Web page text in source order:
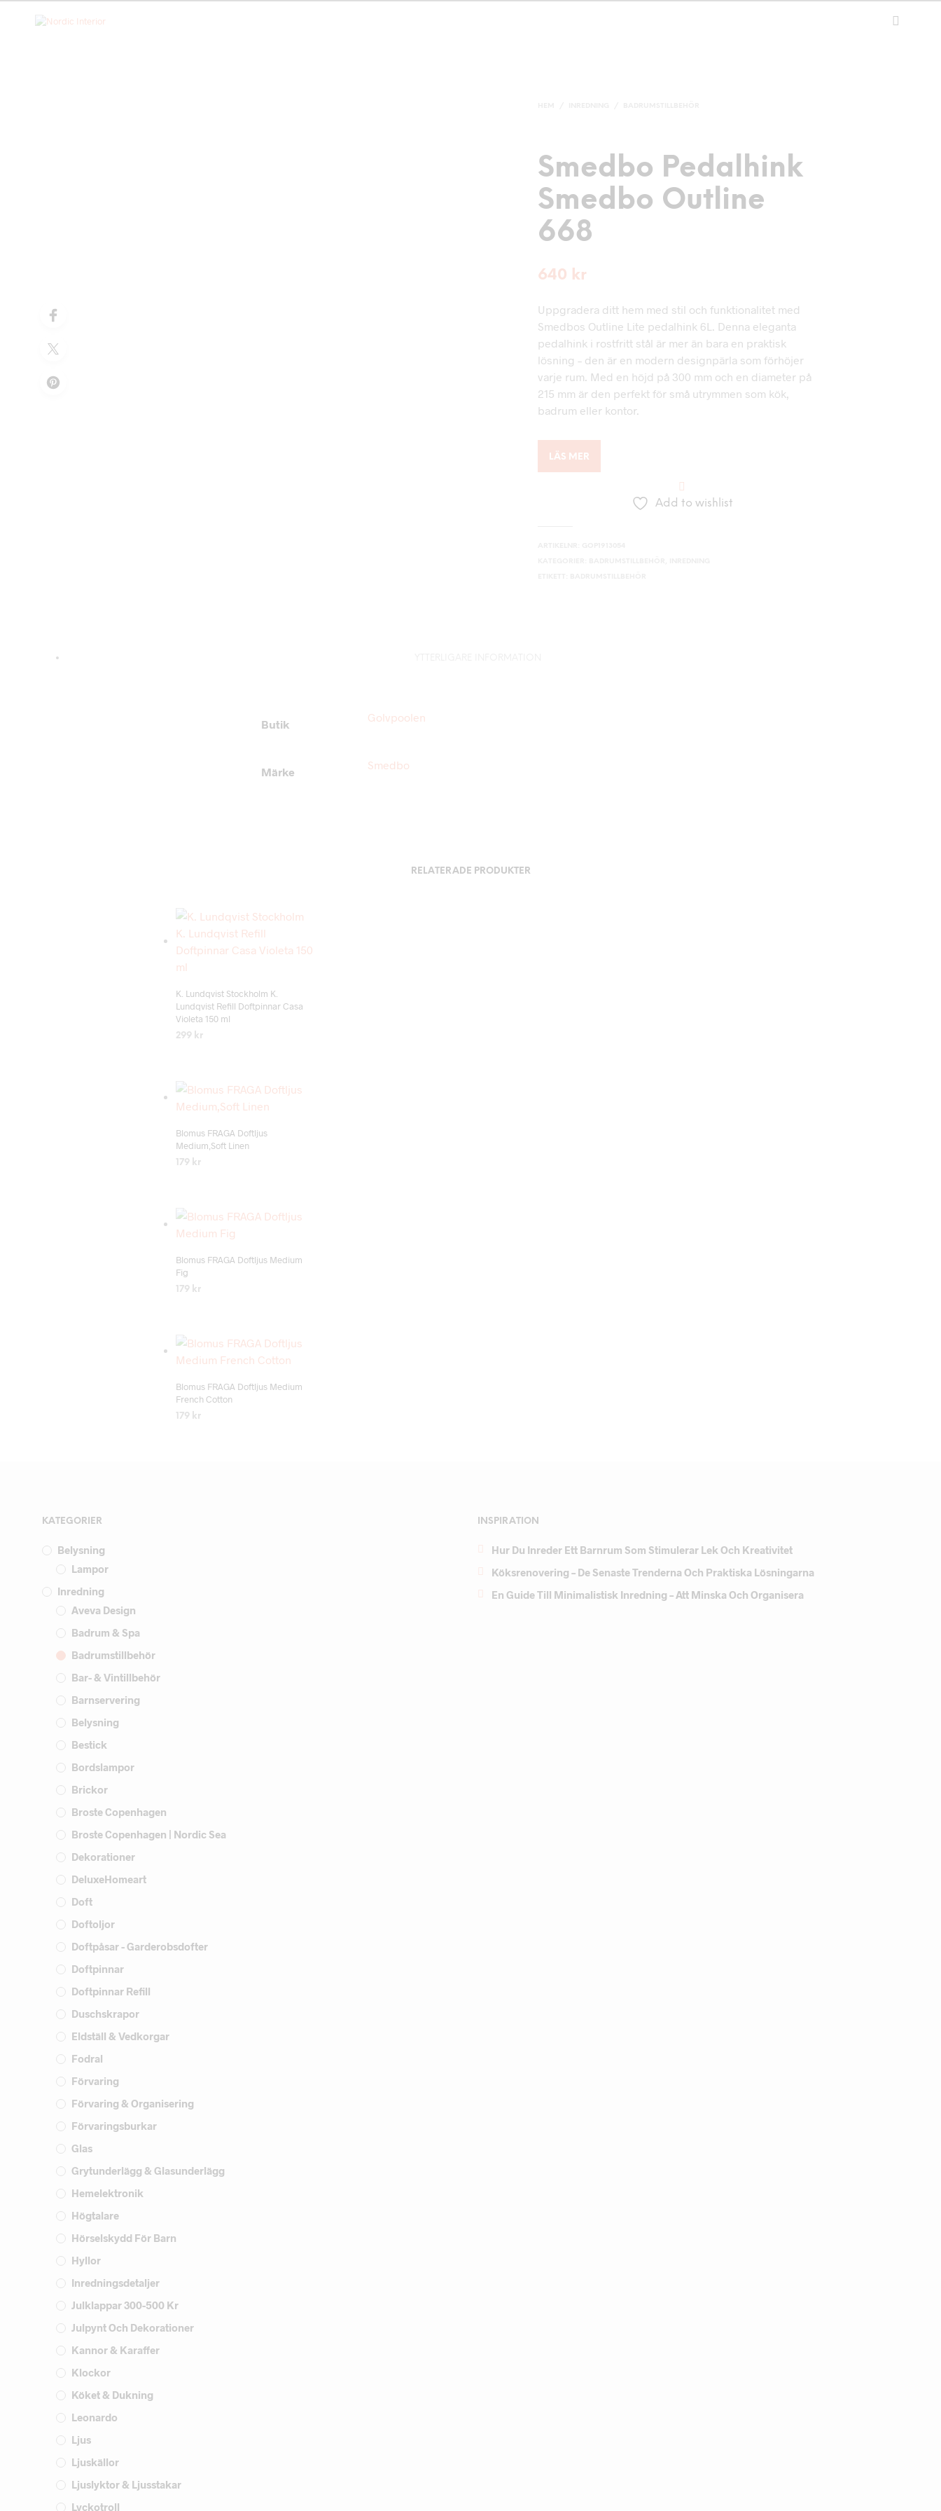
Smedbo Pedalhink
Smedbo Outline
668
640 kr
Uppgradera ditt hem med stil och funktionalitet med
Smedbos Outline Lite pedalhink 6L. Denna eleganta
pedalhink i rostfritt stål är mer än bara en praktisk
lösning – den är en modern designpärla som förhöjer
varje rum. Med en höjd på 300 mm och en diameter på
215 mm är den perfekt för små utrymmen som kök,
badrum eller kontor.
LÄS MER
Add to wishlist
Butik
Golvpoolen
Märke
Smedbo
RELATERADE PRODUKTER
K. Lundqvist Stockholm K.
Lundqvist Refill Doftpinnar Casa
Violeta 150 ml
299 kr
Add to wishlist
Blomus FRAGA Doftljus
Medium,Soft Linen
179 kr
Blomus FRAGA Doftljus Medium
Fig
179 kr
Add to wishlist
Blomus FRAGA Doftljus Medium
French Cotton
179 kr
KATEGORIER
Belysning
Lampor
Inredning
Aveva Design
Badrum & Spa
Badrumstillbehör
Bar- & Vintillbehör
Barnservering
Belysning
Bestick
Bordslampor
Brickor
Broste Copenhagen
Broste Copenhagen | Nordic Sea
Dekorationer
DeluxeHomeart
Doft
Doftoljor
Doftpåsar - Garderobsdofter
Doftpinnar
Doftpinnar Refill
Duschskrapor
Eldställ & Vedkorgar
Fodral
Förvaring
Förvaring & Organisering
Förvaringsburkar
Glas
Grytunderlägg & Glasunderlägg
Hemelektronik
Högtalare
Hörselskydd För Barn
Hyllor
Inredningsdetaljer
Julklappar 300-500 Kr
Julpynt Och Dekorationer
Kannor & Karaffer
Klockor
Köket & Dukning
Leonardo
Ljus
Ljuskällor
Ljuslyktor & Ljusstakar
Lyckotroll
INSPIRATION
Hur Du Inreder Ett Barnrum Som Stimulerar Lek Och Kreativitet
Köksrenovering – De Senaste Trenderna Och Praktiska Lösningarna
En Guide Till Minimalistisk Inredning – Att Minska Och Organisera